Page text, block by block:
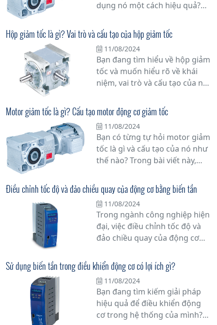
dụng nó một cách hiệu quả?
về vấn đề này.
Hộp giảm tốc là gì? Vai trò và cấu tạo của hộp giảm tốc
11/08/2024
Bạn đang tìm hiểu về hộp giảm
tốc và muốn hiểu rõ về khái
niệm, vai trò và cấu tạo của nó?
Trong bài viết này, chúng tôi sẽ
cung cấp thông tin đầy đủ và
chi tiết về hộp giảm tốc để giúp
bạn hiểu rõ hơn về nó.
Motor giảm tốc là gì? Cấu tạo motor động cơ giảm tốc
11/08/2024
Bạn có từng tự hỏi motor giảm
tốc là gì và cấu tạo của nó như
thế nào? Trong bài viết này,
mắc của bạn về motor giảm
tốc, một thiết bị quan trọng
trong công nghiệp và các ứng
dụng khác.
Điều chỉnh tốc độ và đảo chiều quay của động cơ bằng biến tần
11/08/2024
Trong ngành công nghiệp hiện
đại, việc điều chỉnh tốc độ và
đảo chiều quay của động cơ
một yếu tố quan trọng trong
việc tối ưu hóa hiệu suất và tiết
kiệm năng lượng. Với sự tiến
bộ của công nghệ, biến tần đã
trở thành một giải pháp hiệu
quả để thực hiện các chức
Sử dụng biến tần trong điều khiển động cơ có lợi ích gì?
11/08/2024
Bạn đang tìm kiếm giải pháp
hiệu quả để điều khiển động
cơ trong hệ thống của mình?